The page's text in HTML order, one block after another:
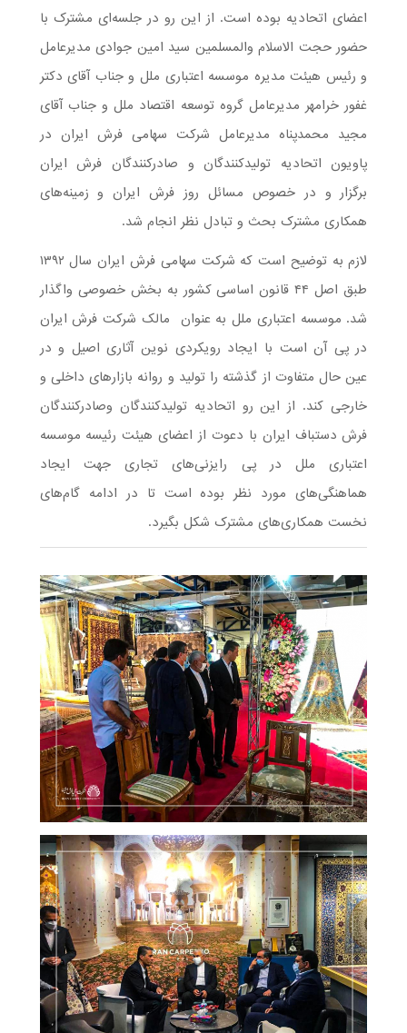
اعضای اتحادیه بوده است. از این رو در جلسه‌ای مشترک با
حضور حجت الاسلام والمسلمین سید امین جوادی مدیرعامل
و رئیس هیئت مدیره موسسه اعتباری ملل و جناب آقای دکتر
غفور خرامهر مدیرعامل گروه توسعه اقتصاد ملل و جناب آقای
مجید محمدپناه مدیرعامل شرکت سهامی فرش ایران در
پاویون اتحادیه تولیدکنندگان و صادرکنندگان فرش ایران
برگزار و در خصوص مسائل روز فرش ایران و زمینه‌های
همکاری مشترک بحث و تبادل نظر انجام شد.
لازم به توضیح است که شرکت سهامی فرش ایران سال ۱۳۹۲
طبق اصل ۴۴ قانون اساسی کشور به بخش خصوصی واگذار
شد. موسسه اعتباری ملل به عنوان مالک شرکت فرش ایران
در پی آن است با ایجاد رویکردی نوین آثاری اصیل و در
عین حال متفاوت از گذشته را تولید و روانه بازارهای داخلی و
خارجی کند. از این رو اتحادیه تولیدکنندگان وصادرکنندگان
فرش دستباف ایران با دعوت از اعضای هیئت رئیسه موسسه
اعتباری ملل در پی رایزنی‌های تجاری جهت ایجاد
هماهنگی‌های مورد نظر بوده است تا در ادامه گام‌های
نخست همکاری‌های مشترک شکل بگیرد.